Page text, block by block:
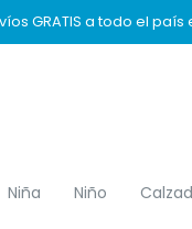
GRATIS a todo el
Niña Niño